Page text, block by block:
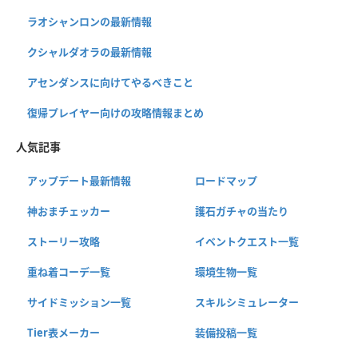
ラオシャンロンの最新情報
クシャルダオラの最新情報
アセンダンスに向けてやるべきこと
復帰プレイヤー向けの攻略情報まとめ
人気記事
アップデート最新情報 ロードマップ
神おまチェッカー 護石ガチャの当たり
ストーリー攻略 イベントクエスト一覧
重ね着コーデ一覧 環境生物一覧
サイドミッション一覧 スキルシミュレーター
Tier表メーカー 装備投稿一覧